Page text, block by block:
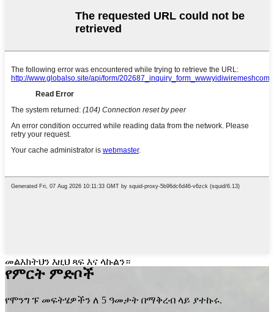
መልእክትህን እዚህ ጻፍ እና ላኩልን።
የምርት ምድቦች
የሞንግ ፑ መፍትሄዎችን ለ 5 ዓመታት በማቅረብ ላይ ያተኩሩ.